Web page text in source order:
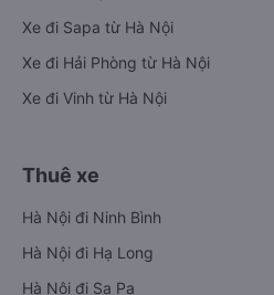
Xe đi Sapa từ Hà Nội
Xe đi Hải Phòng từ Hà Nội
Xe đi Vinh từ Hà Nội
Thuê xe
Hà Nội đi Ninh Bình
Hà Nội đi Hạ Long
Hà Nội đi Sa Pa